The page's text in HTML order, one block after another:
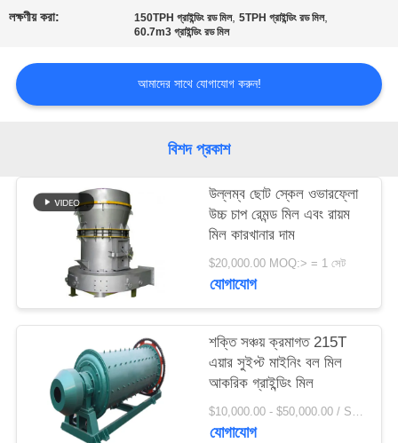
করুন
উদ্ধৃতির
জন্য
সাইট
ম্যাপ
PRIVACY
POLICY
লক্ষণীয় করা: 150TPH গ্রাইন্ডিং রড মিল,5TPH গ্রাইন্ডিং রড মিল,
60.7m3 গ্রাইন্ডিং রড মিল
আমাদের সাথে যোগাযোগ করুন!
বিশদ প্রকাশ
উল্লম্ব ছোট স্কেল ওভারফ্লো
উচ্চ চাপ রেমন্ড মিল এবং রায়ম
মিল কারখানার দাম
$20,000.00 MOQ:> = 1 সেট
যোগাযোগ
শক্তি সঞ্চয় ক্রমাগত 215T
এয়ার সুইপ্ট মাইনিং বল মিল
আকরিক গ্রাইন্ডিং মিল
$10,000.00 - $50,000.00 / Set MOQ:1 সেট / সেট
যোগাযোগ